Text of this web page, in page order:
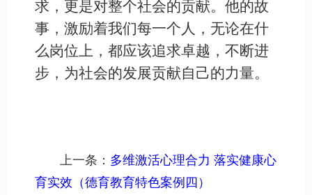
求，更是对整个社会的贡献。他的故
事，激励着我们每一个人，无论在什
么岗位上，都应该追求卓越，不断进
步，为社会的发展贡献自己的力量。
上一条： 多维激活心理合力 落实健康心
育实效（德育教育特色案例四）